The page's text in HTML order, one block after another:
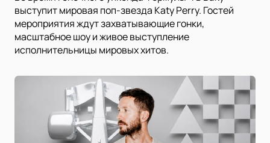
выступит мировая поп-звезда Katy Perry. Гостей
мероприятия ждут захватывающие гонки,
масштабное шоу и живое выступление
исполнительницы мировых хитов.